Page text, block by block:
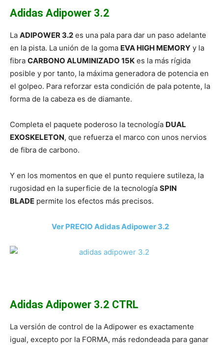
Adidas Adipower 3.2
La ADIPOWER 3.2 es una pala para dar un paso adelante
en la pista. La unión de la goma EVA HIGH MEMORY y la
fibra CARBONO ALUMINIZADO 15K es la más rígida
posible y por tanto, la máxima generadora de potencia en
el golpeo. Para reforzar esta condición de pala potente, la
forma de la cabeza es de diamante.
Completa el paquete poderoso la tecnología DUAL
EXOSKELETON, que refuerza el marco con unos nervios
de fibra de carbono.
Y en los momentos en que el punto requiere sutileza, la
rugosidad en la superficie de la tecnología SPIN
BLADE permite los efectos más precisos.
Ver PRECIO Adidas Adipower 3.2
Adidas Adipower 3.2 CTRL
La versión de control de la Adipower es exactamente
igual, excepto por la FORMA, más redondeada para ganar